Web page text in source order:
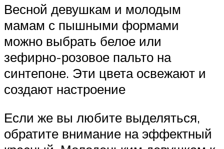
Весной девушкам и молодым
мамам с пышными формами
можно выбрать белое или
зефирно-розовое пальто на
синтепоне. Эти цвета освежают и
создают настроение
Если же вы любите выделяться,
обратите внимание на эффектный